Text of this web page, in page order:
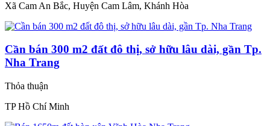
Xã Cam An Bắc, Huyện Cam Lâm, Khánh Hòa
Cần bán 300 m2 đất đô thị, sở hữu lâu dài, gần Tp.
Nha Trang
Thỏa thuận
TP Hồ Chí Minh